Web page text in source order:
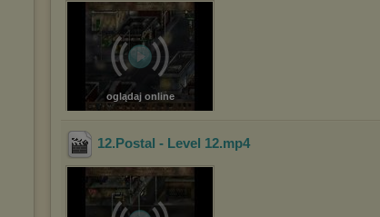
oglądaj online
12.Postal - Level 12.mp4